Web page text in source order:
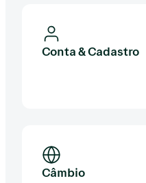
Conta & Cadastro
Câmbio